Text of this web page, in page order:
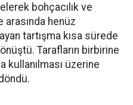
bohçacılık ve
arasında henüz
tartışma kısa sürede
Tarafların birbirine
kullanılması üzerine